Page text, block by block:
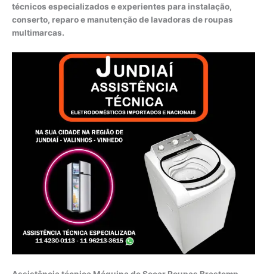
técnicos especializados e experientes para instalação,
conserto, reparo e manutenção de lavadoras de roupas
multimarcas.